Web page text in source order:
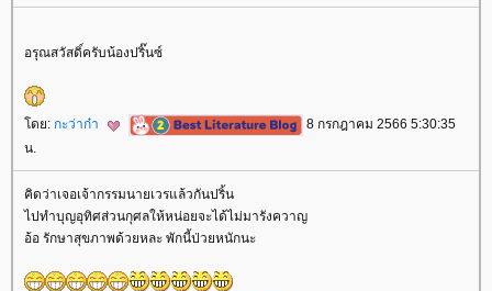
อรุณสวัสดิ์ครับน้องปริ๊นซ์
ดย: กะว่าก๋า
8 กรกฎาคม 2566 5:30:35
น.
คิดว่าเจอเจ้ากรรมนายเวรแล้วกันปริ้น
ไปทำบุญอุทิศส่วนกุศลให้หน่อยจะได้ไม่มารังควาญ
อ้อ รักษาสุขภาพด้วยหละ พักนี้ป่วยหนักนะ